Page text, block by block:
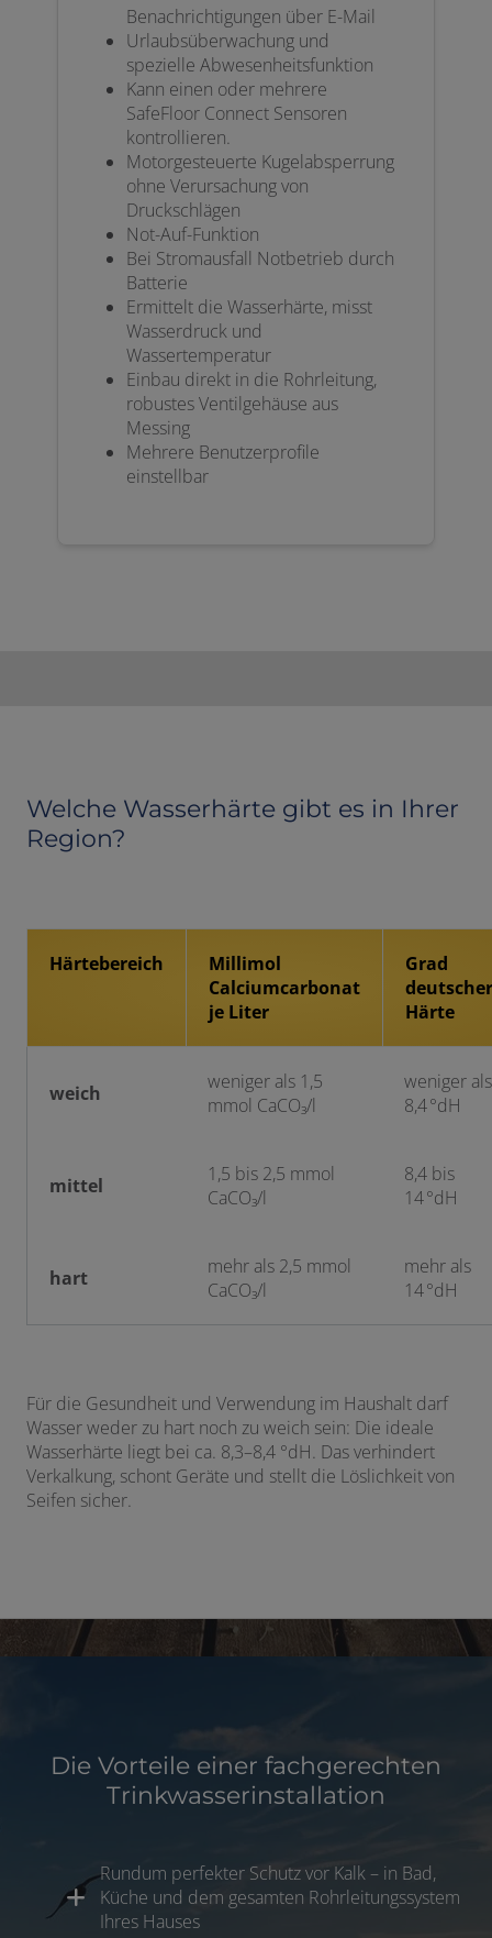
Benachrichtigungen über E-Mail
Urlaubsüberwachung und
spezielle Abwesenheitsfunktion
Kann einen oder mehrere
SafeFloor Connect Sensoren
kontrollieren.
Motorgesteuerte Kugelabsperrung
ohne Verursachung von
Druckschlägen
Not-Auf-Funktion
Bei Stromausfall Notbetrieb durch
Batterie
Ermittelt die Wasserhärte, misst
Wasserdruck und
Wassertemperatur
Einbau direkt in die Rohrleitung,
robustes Ventilgehäuse aus
Messing
Mehrere Benutzerprofile
einstellbar
Welche Wasserhärte gibt es in Ihrer
Region?
Härtebereich
Millimol
Calciumcarbonat
je Liter
Grad
deutscher
Härte
weich
weniger als 1,5
mmol CaCO₃/l
weniger als
8,4 °dH
mittel
1,5 bis 2,5 mmol
CaCO₃/l
8,4 bis
14 °dH
hart
mehr als 2,5 mmol
CaCO₃/l
mehr als
14 °dH
Für die Gesundheit und Verwendung im Haushalt darf
Wasser weder zu hart noch zu weich sein: Die ideale
Wasserhärte liegt bei ca. 8,3–8,4 °dH. Das verhindert
Verkalkung, schont Geräte und stellt die Löslichkeit von
Seifen sicher.
Die Vorteile einer fachgerechten
Trinkwasserinstallation
Rundum perfekter Schutz vor Kalk – in Bad,
Küche und dem gesamten Rohrleitungssystem
Ihres Hauses